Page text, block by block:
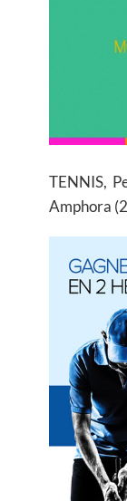
TENNIS,
Amphora